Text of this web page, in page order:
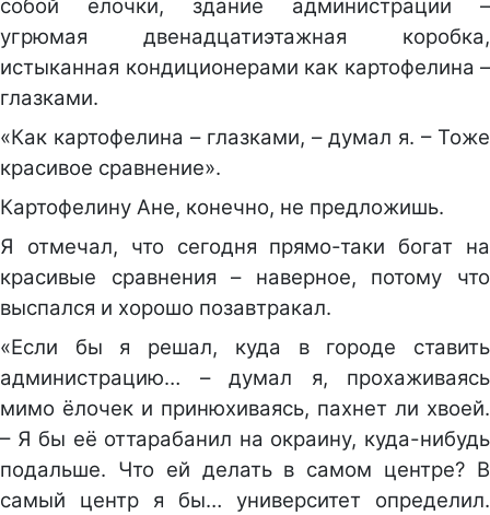
собой ёлочки, здание администрации –
угрюмая двенадцатиэтажная коробка,
истыканная кондиционерами как картофелина –
глазками.
«Как картофелина – глазками, – думал я. – Тоже
красивое сравнение».
Картофелину Ане, конечно, не предложишь.
Я отмечал, что сегодня прямо-таки богат на
красивые сравнения – наверное, потому что
выспался и хорошо позавтракал.
«Если бы я решал, куда в городе ставить
администрацию… – думал я, прохаживаясь
мимо ёлочек и принюхиваясь, пахнет ли хвоей.
– Я бы её оттарабанил на окраину, куда-нибудь
подальше. Что ей делать в самом центре? В
самый центр я бы… университет определил.